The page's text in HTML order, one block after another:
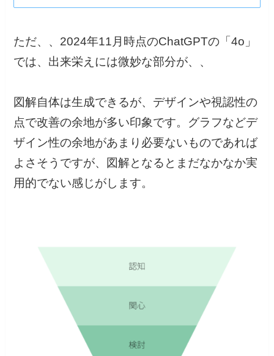
ただ、、2024年11月時点のChatGPTの「4o」
では、出来栄えには微妙な部分が、、
図解自体は生成できるが、デザインや視認性の
点で改善の余地が多い印象です。グラフなどデ
ザイン性の余地があまり必要ないものであれば
よさそうですが、図解となるとまだなかなか実
用的でない感じがします。